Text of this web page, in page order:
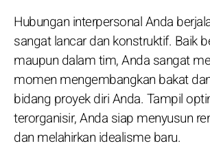
Hubungan interpersonal Anda
sangat lancar dan konstruktif. Baik
maupun dalam tim, Anda sangat
momen mengembangkan bakat
bidang proyek diri Anda. Tampil
terorganisir, Anda siap menyusun
dan melahirkan idealisme baru.